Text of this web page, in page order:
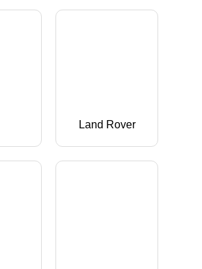
Land Rover